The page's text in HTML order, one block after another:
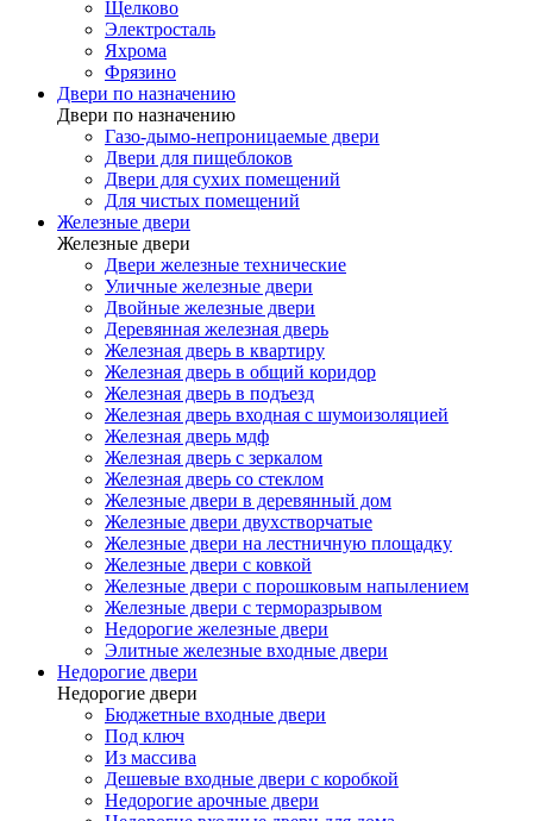
Щелково
Электросталь
Яхрома
Фрязино
Двери по назначению
Двери по назначению
Газо-дымо-непроницаемые двери
Двери для пищеблоков
Двери для сухих помещений
Для чистых помещений
Железные двери
Железные двери
Двери железные технические
Уличные железные двери
Двойные железные двери
Деревянная железная дверь
Железная дверь в квартиру
Железная дверь в общий коридор
Железная дверь в подъезд
Железная дверь входная с шумоизоляцией
Железная дверь мдф
Железная дверь с зеркалом
Железная дверь со стеклом
Железные двери в деревянный дом
Железные двери двухстворчатые
Железные двери на лестничную площадку
Железные двери с ковкой
Железные двери с порошковым напылением
Железные двери с терморазрывом
Недорогие железные двери
Элитные железные входные двери
Недорогие двери
Недорогие двери
Бюджетные входные двери
Под ключ
Из массива
Дешевые входные двери с коробкой
Недорогие арочные двери